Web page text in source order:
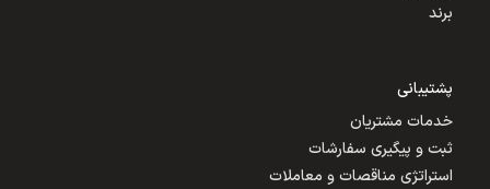
برند
پشتیبانی
خدمات مشتریان
ثبت و پیگیری سفارشات
استراتژی مناقصات و معاملات